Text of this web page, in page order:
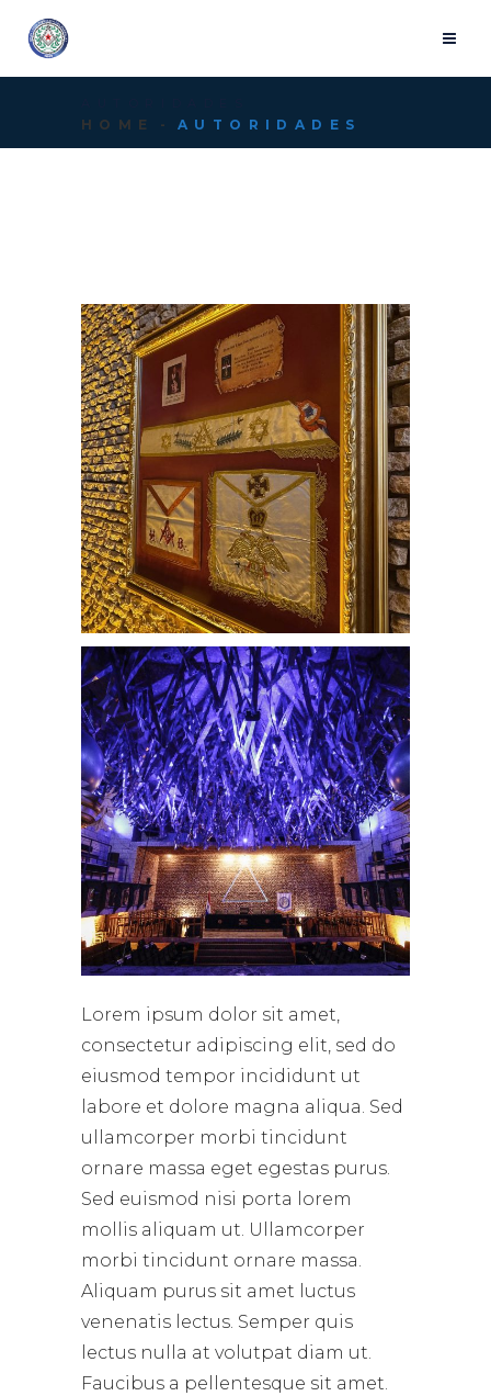
HOME AUTORIDADES
Lorem ipsum dolor sit amet,
consectetur adipiscing elit, sed do
eiusmod tempor incididunt ut
labore et dolore magna aliqua. Sed
ullamcorper morbi tincidunt
ornare massa eget egestas purus.
Sed euismod nisi porta lorem
mollis aliquam ut. Ullamcorper
morbi tincidunt ornare massa.
Aliquam purus sit amet luctus
venenatis lectus. Semper quis
lectus nulla at volutpat diam ut.
Faucibus a pellentesque sit amet.